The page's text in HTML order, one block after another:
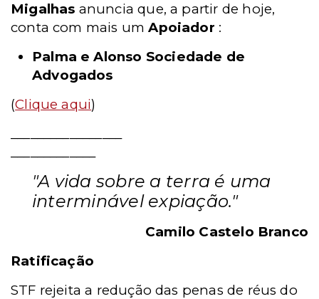
Migalhas anuncia que, a partir de hoje,
conta com mais umApoiador :
Palma e Alonso Sociedade de
Advogados
(Clique aqui)
"A vida sobre a terra é uma
interminável expiação."
Camilo Castelo Branco
Ratificação
STF rejeita a redução das penas de réus do